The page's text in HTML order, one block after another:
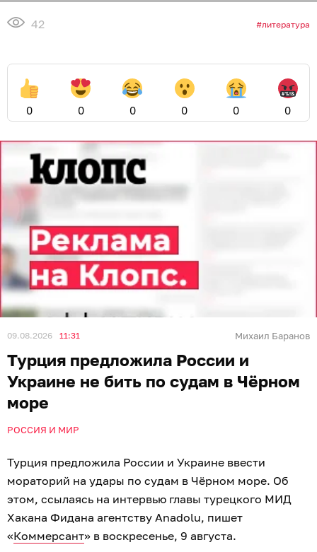
42 литература
0 0 0 0 0 0
09.08.2026 11:31 Михаил Баранов
Турция предложила России и
Украине не бить по судам в Чёрном
море
РОССИЯ И МИР
Турция предложила России и Украине ввести
мораторий на удары по судам в Чёрном море. Об
этом, ссылаясь на интервью главы турецкого МИД
Хакана Фидана агентству Anadolu, пишет
«Коммерсант» в воскресенье, 9 августа.